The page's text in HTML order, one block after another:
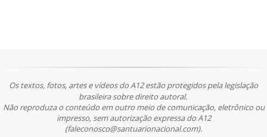
Os textos, fotos, artes e vídeos do A12 estão protegidos pela legislação
brasileira sobre direito autoral.
Não reproduza o conteúdo em outro meio de comunicação, eletrônico ou
impresso, sem autorização expressa do A12
(faleconosco@santuarionacional.com).